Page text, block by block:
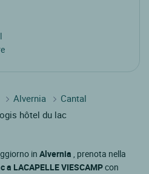
Alvernia
Cantal
hôtel du lac
in Alvernia , prenota nella
LACAPELLE VIESCAMPcon